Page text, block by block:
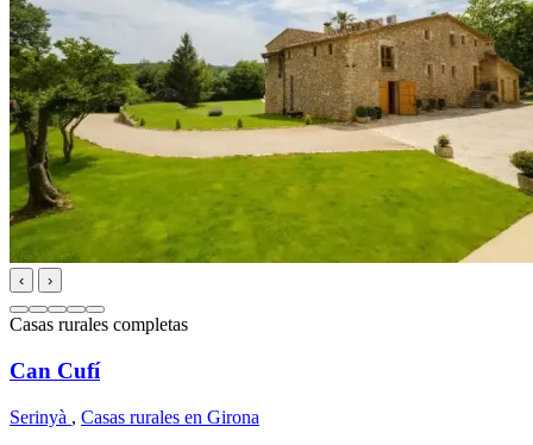
‹ ›
Casas rurales completas
Can Cufí
Serinyà , Casas rurales en Girona